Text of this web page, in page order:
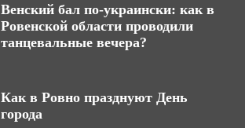
Венский бал по-украински: как в
Ровенской области проводили
танцевальные вечера?
Как в Ровно празднуют День
города